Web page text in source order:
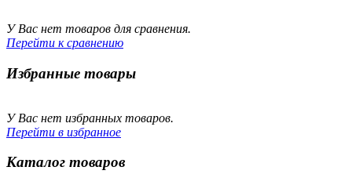
У Вас нет товаров для сравнения.
Перейти к сравнению
Избранные товары
У Вас нет избранных товаров.
Перейти в избранное
Каталог товаров